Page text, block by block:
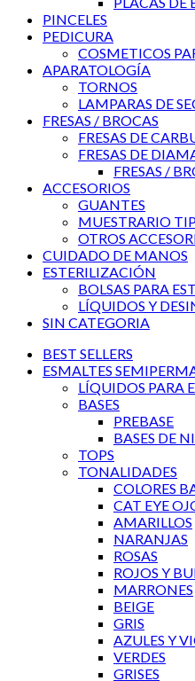
PINCELES
PEDICURA
COSMETICOS
APARATOLOGÍA
TORNOS
LAMPARAS DE
FRESAS / BROCAS
FRESAS DE
FRESAS DE
FRESAS /
ACCESORIOS
GUANTES
MUESTRARIO
OTROS
CUIDADO DE MANOS
ESTERILIZACIÓN
BOLSAS PARA
LÍQUIDOS Y
SIN CATEGORIA
BEST SELLERS
ESMALTES
LÍQUIDOS PARA
BASES
PREBASE
BASES DE
TOPS
TONALIDADES
COLORES
CAT EYE
AMARILLOS
NARANJAS
ROSAS
ROJOS Y
MARRONES
BEIGE
GRIS
AZULES Y
VERDES
GRISES